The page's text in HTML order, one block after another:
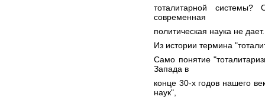
тоталитарной системы?
современная
политическая наука не дает.
Из истории термина
Само понятие
Запада в
конце 30-х годов нашего
наук",